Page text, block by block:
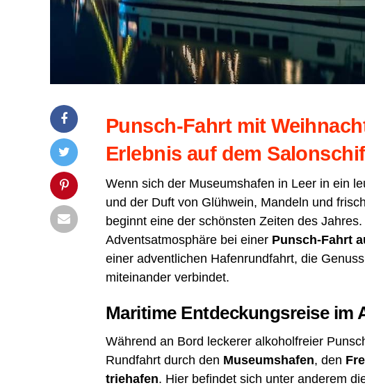
Punsch-Fahrt mit
Erleb­nis auf dem
Wenn sich der Muse­ums­ha­fen in Leer in ein
und der Duft von Glüh­wein, Man­deln und
beginnt eine der schöns­ten Zei­ten des
Advents­at­mo­sphä­re bei einer Punsch-Fahrt
einer advent­li­chen Hafen­rund­fahrt, die
mit­ein­an­der verbindet.
Mari­ti­me Ent­de­ckungs­rei­se im
Wäh­rend an Bord lecke­rer alko­hol­frei­er
Rund­fahrt durch den Muse­ums­ha­fen, den
trie­ha­fen. Hier befin­det sich unter ande­rem